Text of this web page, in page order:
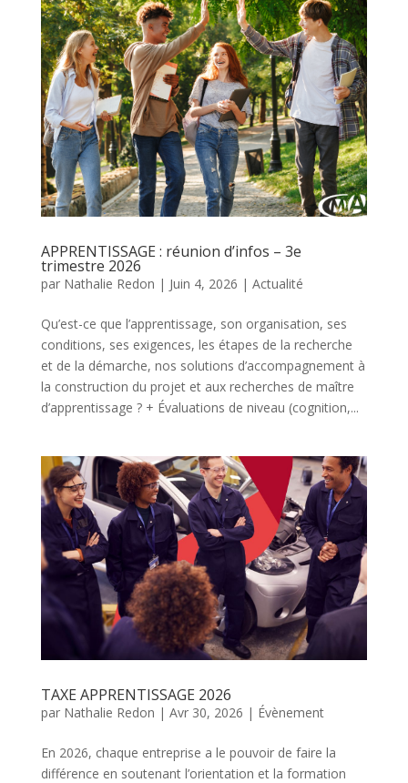
APPRENTISSAGE : réunion d’infos – 3e
trimestre 2026
par Nathalie Redon | Juin 4, 2026 | Actualité
Qu’est-ce que l’apprentissage, son organisation, ses
conditions, ses exigences, les étapes de la recherche
et de la démarche, nos solutions d’accompagnement à
la construction du projet et aux recherches de maître
d’apprentissage ? + Évaluations de niveau (cognition,...
TAXE APPRENTISSAGE 2026
par Nathalie Redon | Avr 30, 2026 | Évènement
En 2026, chaque entreprise a le pouvoir de faire la
différence en soutenant l’orientation et la formation